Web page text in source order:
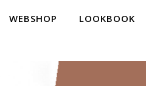
WEBSHOP LOOKBOOK